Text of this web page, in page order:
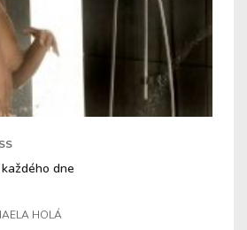
dne
HOLÁ